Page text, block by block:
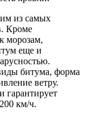
из самых
Кроме
морозам,
еще и
битума, форма
ветру.
гарантирует
км/ч.